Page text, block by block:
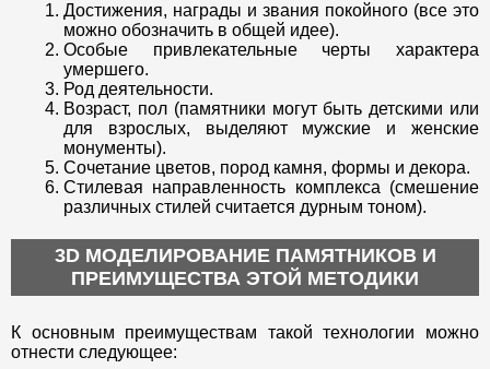
Достижения, награды и звания покойного (все это
можно обозначить в общей идее).
Особые привлекательные черты характера
умершего.
Род деятельности.
Возраст, пол (памятники могут быть детскими или
для взрослых, выделяют мужские и женские
монументы).
Сочетание цветов, пород камня, формы и декора.
Стилевая направленность комплекса (смешение
различных стилей считается дурным тоном).
3D МОДЕЛИРОВАНИЕ ПАМЯТНИКОВ И
ПРЕИМУЩЕСТВА ЭТОЙ МЕТОДИКИ
К основным преимуществам такой технологии можно
отнести следующее: